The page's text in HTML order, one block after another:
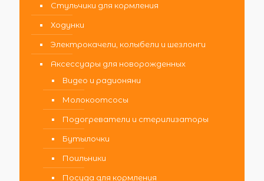
Стульчики для кормления
Ходунки
Электрокачели, колыбели и шезлонги
Аксессуары для новорожденных
Видео и радионяни
Молокоотсосы
Подогреватели и стерилизаторы
Бутылочки
Поильники
Посуда для кормления